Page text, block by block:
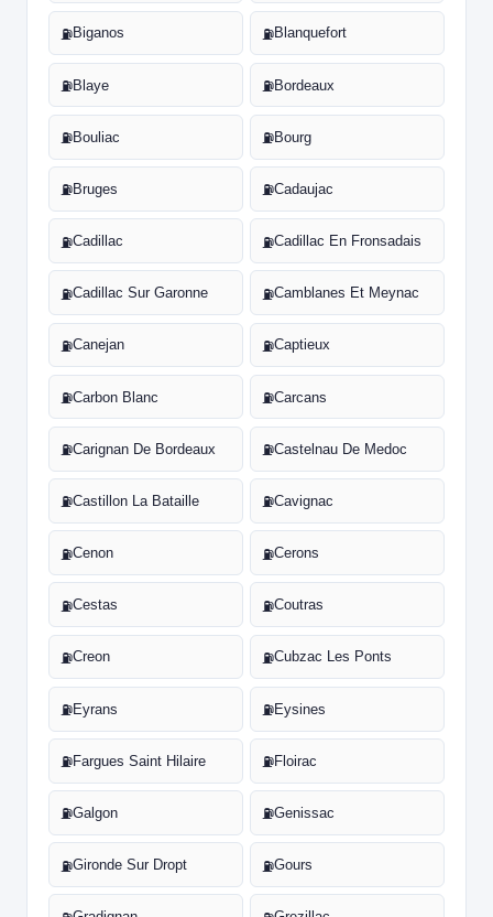
⛽Biganos ⛽Blanquefort
⛽Blaye ⛽Bordeaux
⛽Bouliac ⛽Bourg
⛽Bruges ⛽Cadaujac
⛽Cadillac ⛽Cadillac En Fronsadais
⛽Cadillac Sur Garonne ⛽Camblanes Et Meynac
⛽Canejan ⛽Captieux
⛽Carbon Blanc ⛽Carcans
⛽Carignan De Bordeaux ⛽Castelnau De Medoc
⛽Castillon La Bataille ⛽Cavignac
⛽Cenon ⛽Cerons
⛽Cestas ⛽Coutras
⛽Creon ⛽Cubzac Les Ponts
⛽Eyrans ⛽Eysines
⛽Fargues Saint Hilaire ⛽Floirac
⛽Galgon ⛽Genissac
⛽Gironde Sur Dropt ⛽Gours